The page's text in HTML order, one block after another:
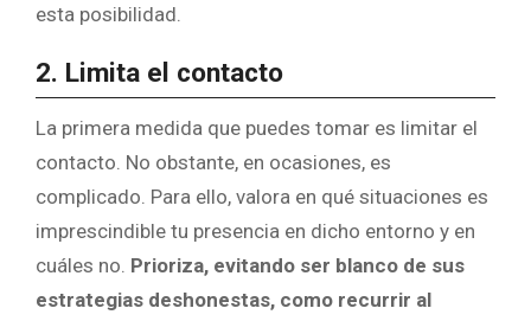
esta posibilidad.
2. Limita el contacto
La primera medida que puedes tomar es limitar el
contacto. No obstante, en ocasiones, es
complicado. Para ello, valora en qué situaciones es
imprescindible tu presencia en dicho entorno y en
cuáles no. Prioriza, evitando ser blanco de sus
estrategias deshonestas, como recurrir al